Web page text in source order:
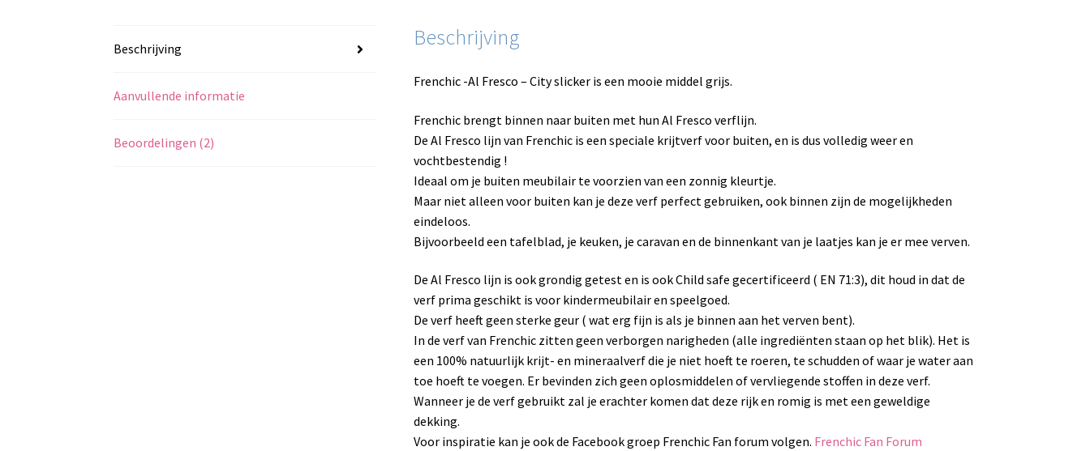
Beschrijving
Aanvullende informatie
Beoordelingen (2)
Beschrijving
Frenchic -Al Fresco – City slicker is een mooie middel grijs.
Frenchic brengt binnen naar buiten met hun Al Fresco verflijn.
De Al Fresco lijn van Frenchic is een speciale krijtverf voor buiten, en is dus volledig weer en
vochtbestendig !
Ideaal om je buiten meubilair te voorzien van een zonnig kleurtje.
Maar niet alleen voor buiten kan je deze verf perfect gebruiken, ook binnen zijn de mogelijkheden
eindeloos.
Bijvoorbeeld een tafelblad, je keuken, je caravan en de binnenkant van je laatjes kan je er mee verven.
De Al Fresco lijn is ook grondig getest en is ook Child safe gecertificeerd ( EN 71:3), dit houd in dat de
verf prima geschikt is voor kindermeubilair en speelgoed.
De verf heeft geen sterke geur ( wat erg fijn is als je binnen aan het verven bent).
In de verf van Frenchic zitten geen verborgen narigheden (alle ingrediënten staan op het blik). Het is
een 100% natuurlijk krijt- en mineraalverf die je niet hoeft te roeren, te schudden of waar je water aan
toe hoeft te voegen. Er bevinden zich geen oplosmiddelen of vervliegende stoffen in deze verf.
Wanneer je de verf gebruikt zal je erachter komen dat deze rijk en romig is met een geweldige
dekking.
Voor inspiratie kan je ook de Facebook groep Frenchic Fan forum volgen. Frenchic Fan Forum